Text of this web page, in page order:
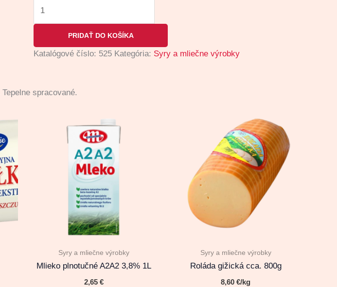
PRIDAŤ DO KOŠÍKA
Katalógové číslo: 525 Kategória: Syry a mliečne výrobky
spracované.
Syry a mliečne výrobky
Mlieko plnotučné A2A2 3,8% 1L
2,65 €
Syry a mliečne výrobky
Roláda gižická cca. 800g
8,60€/kg